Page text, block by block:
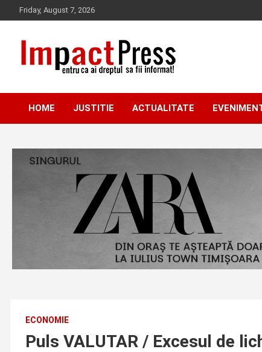
to
Friday, August 7, 2026
IMPACTPRESS
HOME JUSTITIE ACTUALITATE
ECONOMIE
Puls VALUTAR / Excesul de